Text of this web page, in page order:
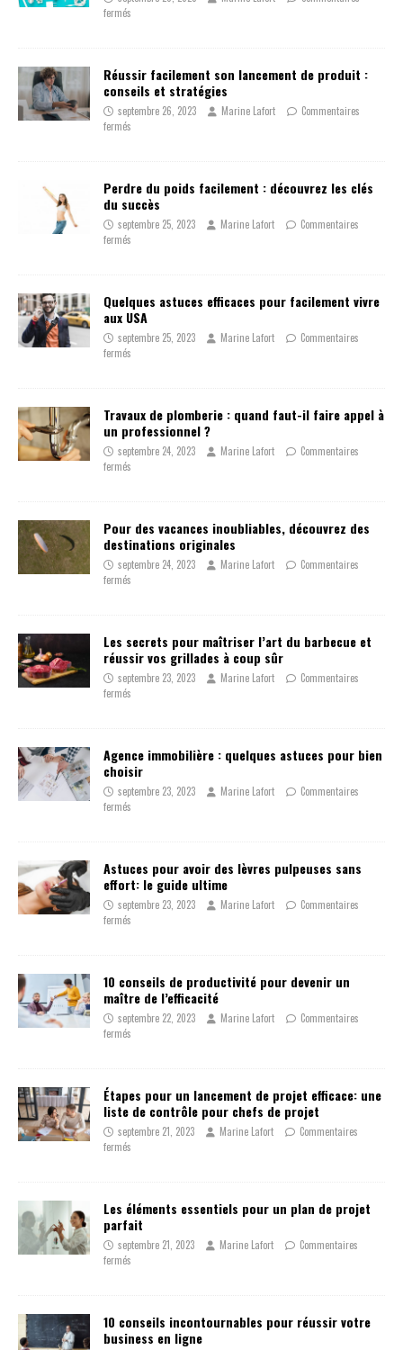
fermés
Réussir facilement son lancement de produit :
conseils et stratégies
septembre 26, 2023 Marine Lafort
Commentaires
fermés
Perdre du poids facilement : découvrez les clés
du succès
septembre 25, 2023 Marine Lafort
Commentaires
fermés
Quelques astuces efficaces pour facilement vivre
aux USA
septembre 25, 2023 Marine Lafort
Commentaires
fermés
Travaux de plomberie : quand faut-il faire appel à
un professionnel ?
septembre 24, 2023 Marine Lafort
Commentaires
fermés
Pour des vacances inoubliables, découvrez des
destinations originales
septembre 24, 2023 Marine Lafort
Commentaires
fermés
Les secrets pour maîtriser l’art du barbecue et
réussir vos grillades à coup sûr
septembre 23, 2023 Marine Lafort
Commentaires
fermés
Agence immobilière : quelques astuces pour bien
choisir
septembre 23, 2023 Marine Lafort
Commentaires
fermés
Astuces pour avoir des lèvres pulpeuses sans
effort: le guide ultime
septembre 23, 2023 Marine Lafort
Commentaires
fermés
10 conseils de productivité pour devenir un
maître de l’efficacité
septembre 22, 2023 Marine Lafort
Commentaires
fermés
Étapes pour un lancement de projet efficace: une
liste de contrôle pour chefs de projet
septembre 21, 2023 Marine Lafort
Commentaires
fermés
Les éléments essentiels pour un plan de projet
parfait
septembre 21, 2023 Marine Lafort
Commentaires
fermés
10 conseils incontournables pour réussir votre
business en ligne